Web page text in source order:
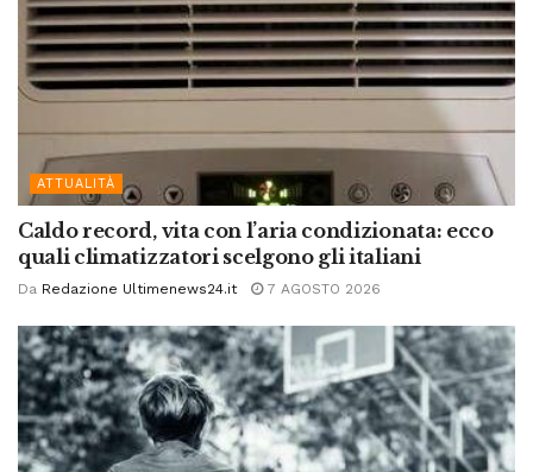
ATTUALITÀ
Caldo record, vita con l’aria condizionata: ecco
quali climatizzatori scelgono gli italiani
Da Redazione Ultimenews24.it 7 AGOSTO 2026